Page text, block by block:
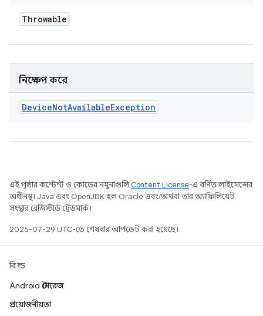
Throwable
নিক্ষেপ করে
DeviceNotAvailableException
এই পৃষ্ঠার কন্টেন্ট ও কোডের নমুনাগুলিContent License-এ বর্ণিত লাইসেন্সের
অধীনস্থ। Java এবং OpenJDK হল Oracle এবং/অথবা তার অ্যাফিলিয়েট
সংস্থার রেজিস্টার্ড ট্রেডমার্ক।
2025-07-29 UTC-তে শেষবার আপডেট করা হয়েছে।
বিল্ড
Android স্টোরেজ
প্রয়োজনীয়তা